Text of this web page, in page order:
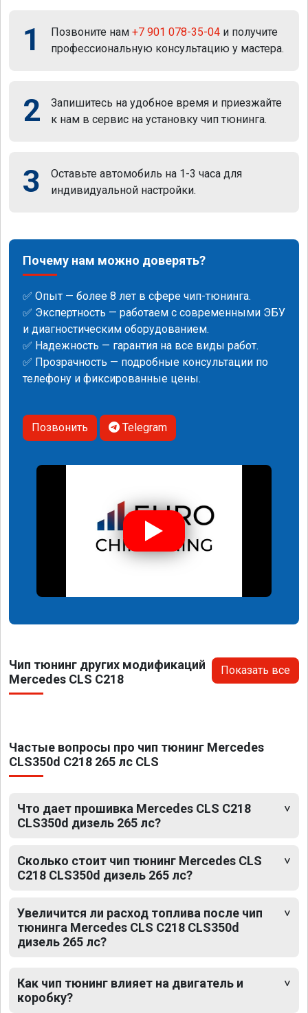
1 Позвоните нам +7 901 078-35-04 и получите
профессиональную консультацию у мастера.
2
Запишитесь на удобное время и приезжайте
к нам в сервис на установку чип тюнинга.
3
Оставьте автомобиль на 1-3 часа для
индивидуальной настройки.
Почему нам можно доверять?
✅ Опыт — более 8 лет в сфере чип-тюнинга.
✅ Экспертность — работаем с современными ЭБУ
и диагностическим оборудованием.
✅ Надежность — гарантия на все виды работ.
✅ Прозрачность — подробные консультации по
телефону и фиксированные цены.
Позвонить Telegram
Чип тюнинг других модификаций
Mercedes CLS C218
Показать все
Частые вопросы про чип тюнинг Mercedes
CLS350d C218 265 лс CLS
Что дает прошивка Mercedes CLS C218
CLS350d дизель 265 лс?
Сколько стоит чип тюнинг Mercedes CLS
C218 CLS350d дизель 265 лс?
Увеличится ли расход топлива после чип
тюнинга Mercedes CLS C218 CLS350d
дизель 265 лс?
Как чип тюнинг влияет на двигатель и
коробку?